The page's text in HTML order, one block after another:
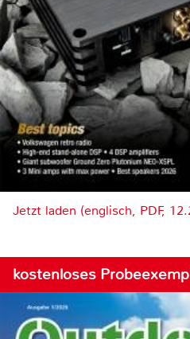
Jetzt laden (englisch, PDF,
kostenloses